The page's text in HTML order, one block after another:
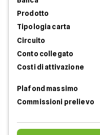
Prodotto
Tipologia carta
Circuito
Conto collegato
Costi di attivazione
Plafond massimo
Commissioni prelievo